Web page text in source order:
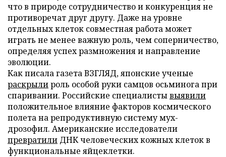
что в природе сотрудничество и конкуренция не
противоречат друг другу. Даже на уровне
отдельных клеток совместная работа может
играть не менее важную роль, чем соперничество,
определяя успех размножения и направление
эволюции.
Как писала газета ВЗГЛЯД, японские ученые
раскрылироль особой руки самцов осьминога при
спаривании. Российские специалистывыявили
положительное влияние факторов космического
полета на репродуктивную систему мух-
дрозофил. Американские исследователи
превратили ДНК человеческих кожных клеток в
функциональные яйцеклетки.